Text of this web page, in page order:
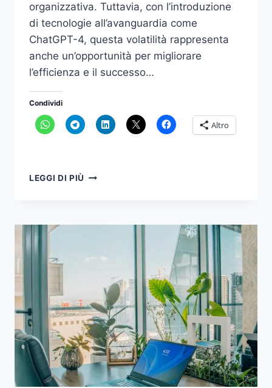
organizzativa. Tuttavia, con l’introduzione
di tecnologie all’avanguardia come
ChatGPT-4, questa volatilità rappresenta
anche un’opportunità per migliorare
l’efficienza e il successo…
Condividi
Altro
LEGGI DI PIÙ AUMENTARE